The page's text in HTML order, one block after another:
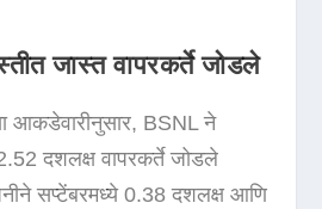
जास्त वापरकर्ते जोडले
आकडेवारीनुसार, BSNL ने
दशलक्ष वापरकर्ते जोडले
सप्टेंबरमध्ये 0.38 दशलक्ष आणि